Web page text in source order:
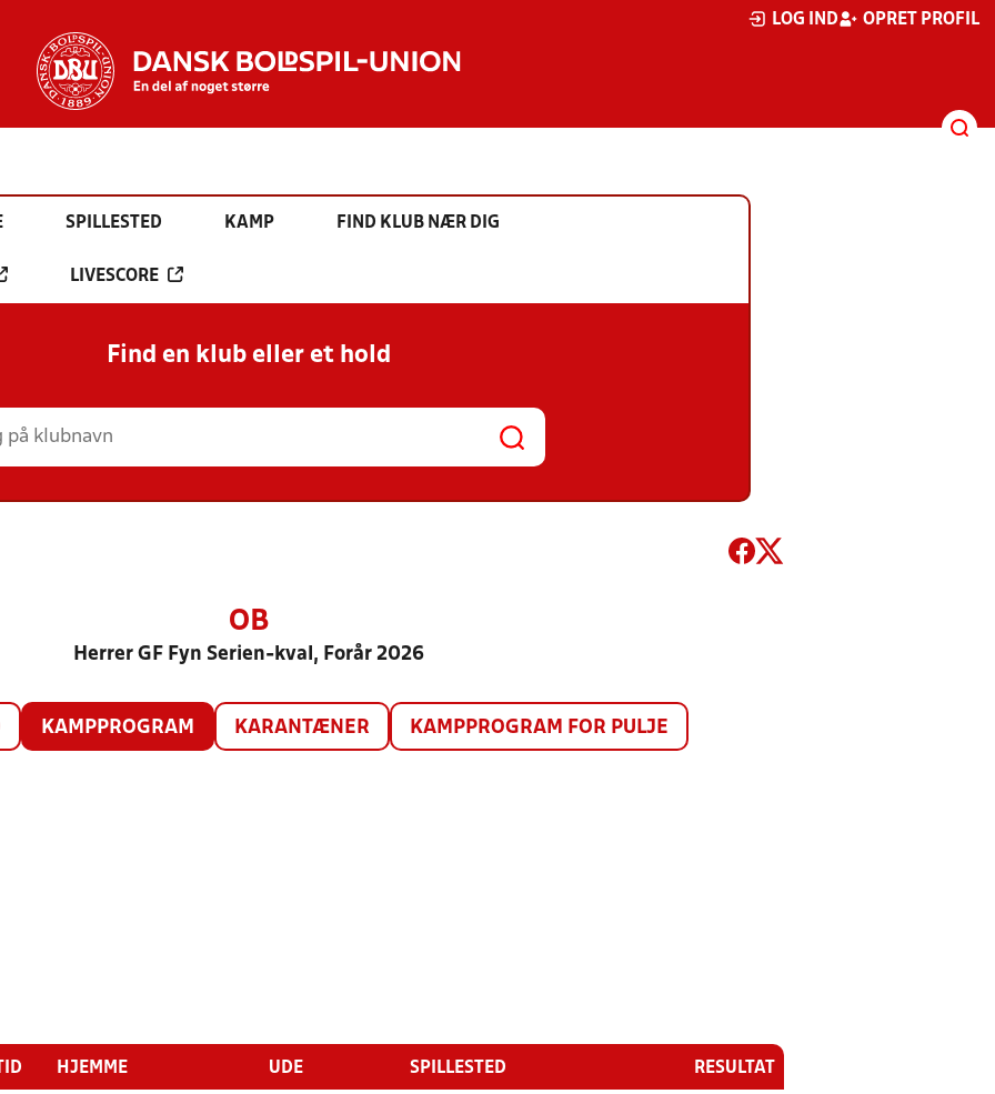
LOG IND OPRET PROFIL
SPILLESTED KAMP FIND KLUB NÆR DIG
LIVESCORE
Find en klub eller et hold
OB
Herrer GF Fyn Serien-kval, Forår 2026
KAMPPROGRAM KARANTÆNER KAMPPROGRAM FOR PULJE
TID HJEMME UDE SPILLESTED RESULTAT